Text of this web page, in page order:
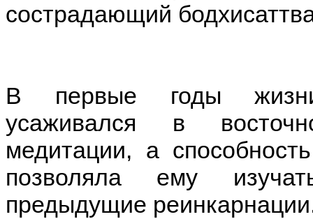
сострадающий
В первые годы
усаживался в
медитации, а
позволяла ему
предыдущие